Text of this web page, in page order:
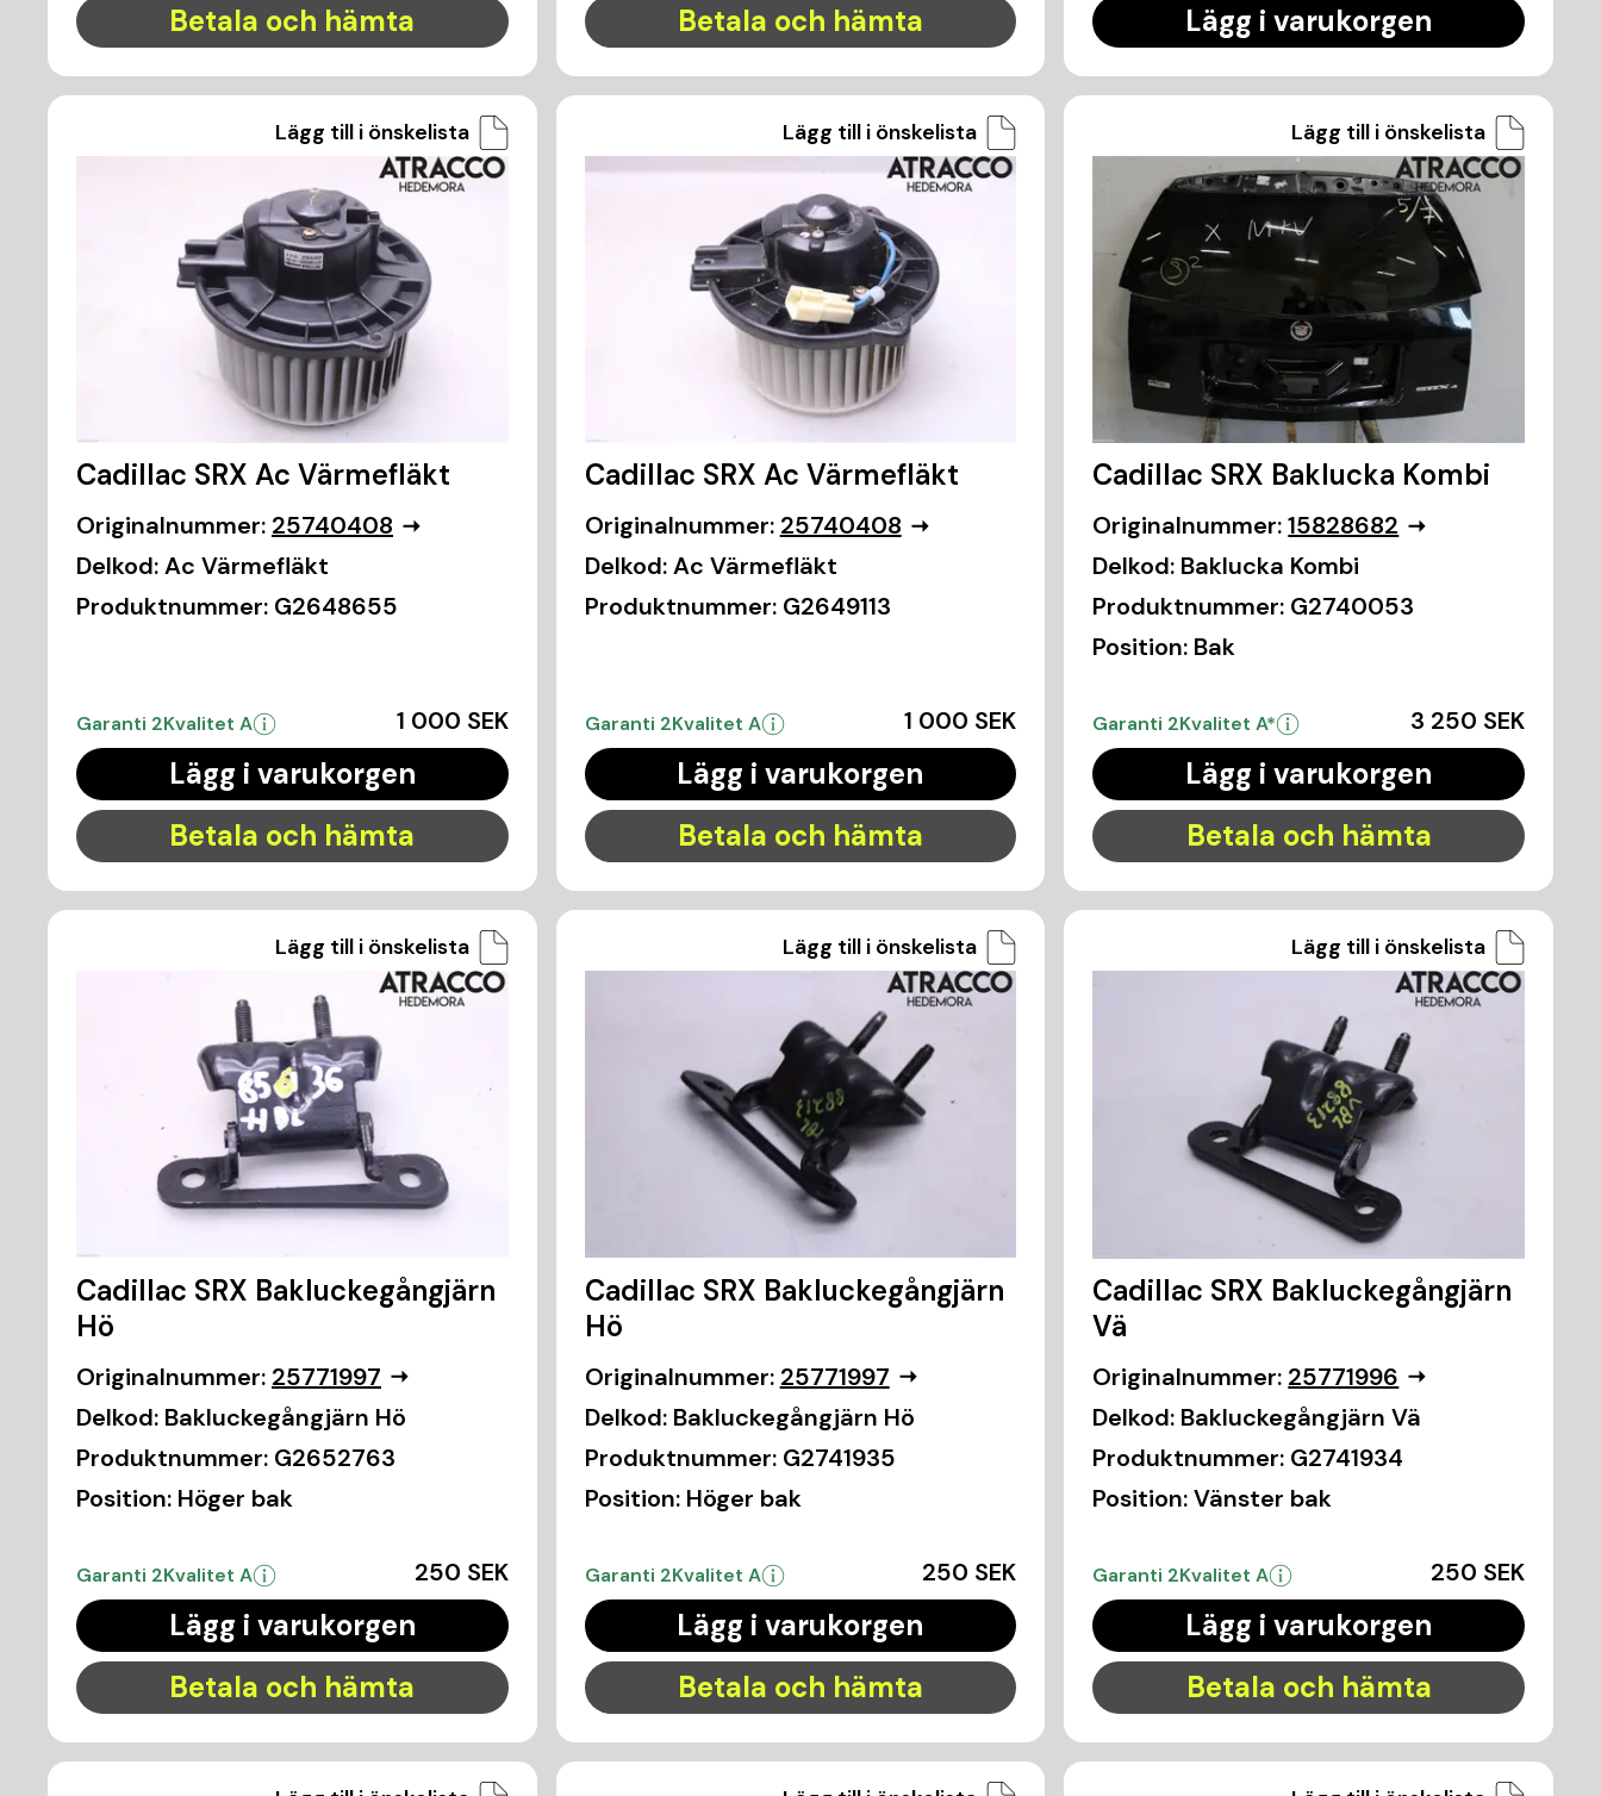
Betala och hämta
Betala och hämta
Lägg i varukorgen
Lägg till i önskelista
Cadillac SRX Ac Värmefläkt
Originalnummer: 25740408
Delkod:Ac Värmefläkt
Produktnummer: G2648655
Garanti 2Kvalitet A 1 000 SEK
Lägg i varukorgen
Betala och hämta
Lägg till i önskelista
Cadillac SRX Ac Värmefläkt
Originalnummer: 25740408
Delkod: Ac Värmefläkt
Produktnummer: G2649113
Garanti 2Kvalitet A 1 000 SEK
Lägg i varukorgen
Betala och hämta
Lägg till i önskelista
Cadillac SRX Baklucka Kombi
Originalnummer: 15828682
Delkod: Baklucka Kombi
Produktnummer: G2740053
Position: Bak
Garanti 2Kvalitet A* 3 250 SEK
Lägg i varukorgen
Betala och hämta
Lägg till i önskelista
Cadillac SRX Bakluckegångjärn
Hö
Originalnummer: 25771997
Delkod: Bakluckegångjärn Hö
Produktnummer: G2652763
Position: Höger bak
Garanti 2Kvalitet A 250 SEK
Lägg i varukorgen
Betala och hämta
Lägg till i önskelista
Cadillac SRX Bakluckegångjärn
Hö
Originalnummer: 25771997
Delkod: Bakluckegångjärn Hö
Produktnummer: G2741935
Position: Höger bak
Garanti 2Kvalitet A 250 SEK
Lägg i varukorgen
Betala och hämta
Lägg till i önskelista
Cadillac SRX Bakluckegångjärn
Vä
Originalnummer: 25771996
Delkod: Bakluckegångjärn Vä
Produktnummer: G2741934
Position: Vänster bak
Garanti 2Kvalitet A 250 SEK
Lägg i varukorgen
Betala och hämta